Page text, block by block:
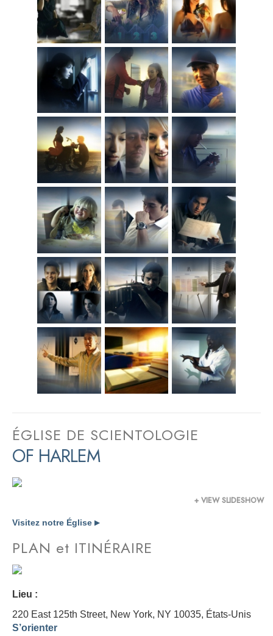
ÉGLISE DE SCIENTOLOGIE
OF HARLEM
+ VIEW SLIDESHOW
Visitez notre Église ▶
PLAN et ITINÉRAIRE
Lieu :
220 East 125th Street, New York, NY 10035, États-Unis
S’orienter